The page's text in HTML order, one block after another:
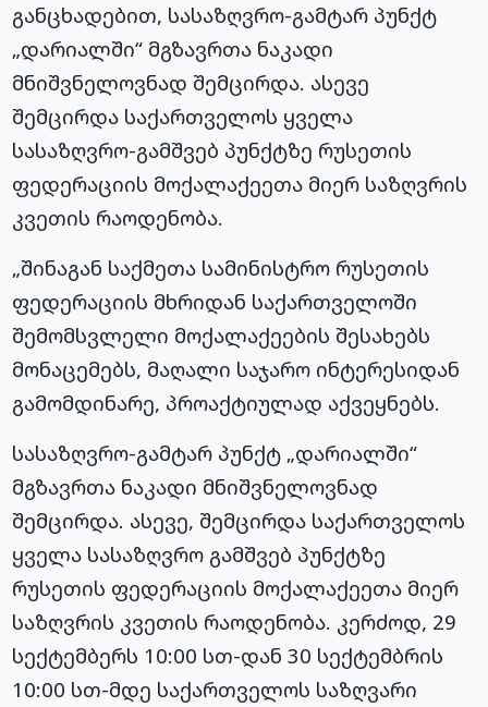
განცხადებით, სასაზღვრო-გამტარ პუნქტ
„დარიალში“ მგზავრთა ნაკადი
მნიშვნელოვნად შემცირდა. ასევე
შემცირდა საქართველოს ყველა
სასაზღვრო-გამშვებ პუნქტზე რუსეთის
ფედერაციის მოქალაქეეთა მიერ საზღვრის
კვეთის რაოდენობა.
„შინაგან საქმეთა სამინისტრო რუსეთის
ფედერაციის მხრიდან საქართველოში
შემომსვლელი მოქალაქეების შესახებს
მონაცემებს, მაღალი საჯარო ინტერესიდან
გამომდინარე, პროაქტიულად აქვეყნებს.
სასაზღვრო-გამტარ პუნქტ „დარიალში“
მგზავრთა ნაკადი მნიშვნელოვნად
შემცირდა. ასევე, შემცირდა საქართველოს
ყველა სასაზღვრო გამშვებ პუნქტზე
რუსეთის ფედერაციის მოქალაქეეთა მიერ
საზღვრის კვეთის რაოდენობა. კერძოდ, 29
სექტემბერს 10:00 სთ-დან 30 სექტემბრის
10:00 სთ-მდე საქართველოს საზღვარი